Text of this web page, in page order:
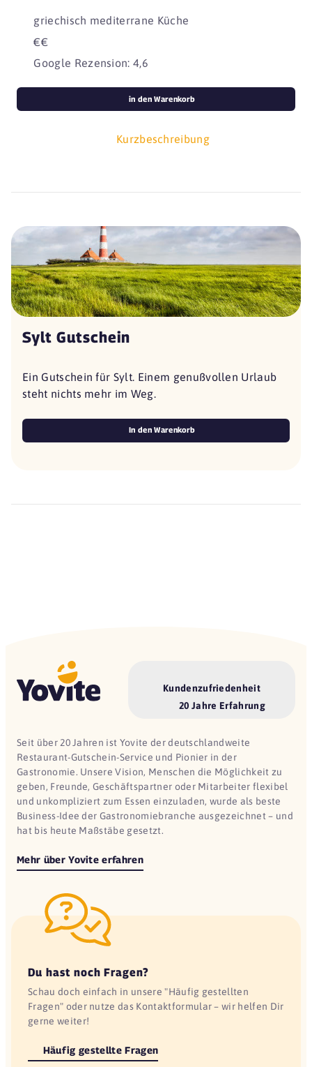
griechisch mediterrane Küche
€€
Google Rezension: 4,6
Kurzbeschreibung
in den Warenkorb
Sylt Gutschein
Ein Gutschein für Sylt. Einem genußvollen Urlaub
steht nichts mehr im Weg.
In den Warenkorb
Kundenzufriedenheit
20 Jahre Erfahrung
Seit über 20 Jahren ist Yovite der deutschlandweite
Restaurant-Gutschein-Service und Pionier in der
Gastronomie. Unsere Vision, Menschen die Möglichkeit zu
geben, Freunde, Geschäftspartner oder Mitarbeiter flexibel
und unkompliziert zum Essen einzuladen, wurde als beste
Business-Idee der Gastronomiebranche ausgezeichnet – und
hat bis heute Maßstäbe gesetzt.
Mehr über Yovite erfahren
Du hast noch Fragen?
Schau doch einfach in unsere "Häufig gestellten
Fragen" oder nutze das Kontaktformular – wir helfen Dir
gerne weiter!
Häufig gestellte Fragen